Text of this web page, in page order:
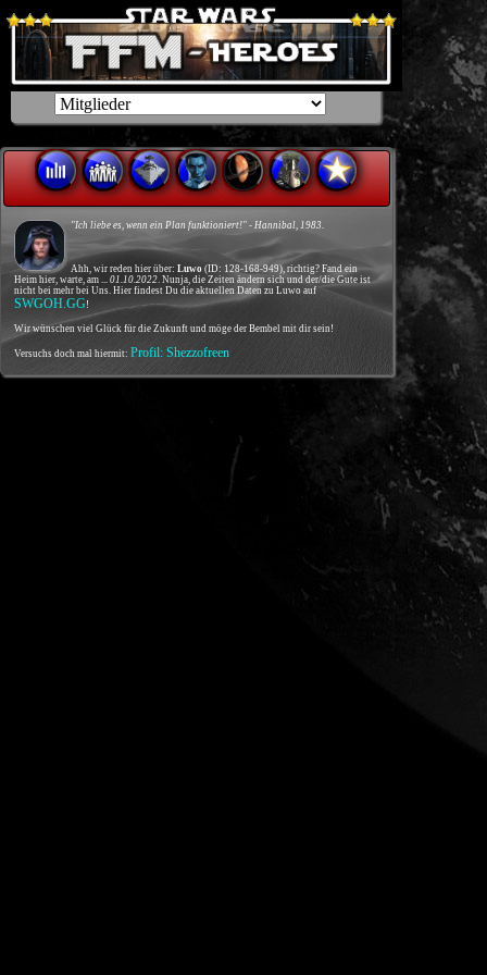
"Ich liebe es, wenn ein Plan funktioniert!" - Hannibal, 1983.
Ahh, wir reden hier über: Luwo (ID: 128-168-949), richtig? Fand ein
Heim hier, warte, am ... 01.10.2022. Nunja, die Zeiten ändern sich und der/die Gute ist
nicht bei mehr bei Uns. Hier findest Du die aktuellen Daten zu Luwo auf
SWGOH.GG !
Wir wünschen viel Glück für die Zukunft und möge der Bembel mit dir sein!
Versuchs doch mal hiermit: Profil: Shezzofreen